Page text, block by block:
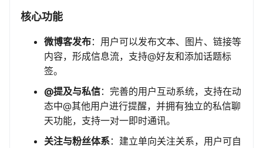
核心功能
微博客发布：用户可以发布文本、图片、链接等
内容，形成信息流，支持@好友和添加话题标
签。
@提及与私信：完善的用户互动系统，支持在动
态中@其他用户进行提醒，并拥有独立的私信聊
天功能，支持一对一即时通讯。
关注与粉丝体系：建立单向关注关系，用户可自